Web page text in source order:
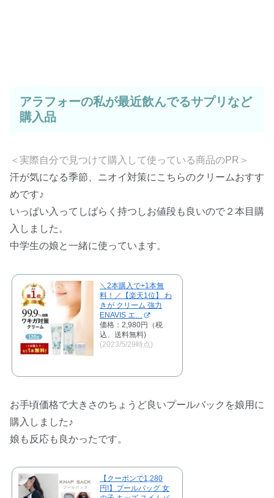
アラフォーの私が最近飲んでるサプリなど
購入品
＜実際自分で見つけて購入して使っている商品のPR＞
汗が気になる季節、ニオイ対策にこちらのクリームおすす
めです♪
いっぱい入ってしばらく持つしお値段も良いので２本目購
入しました。
中学生の娘と一緒に使っています。
＼2本購入で+1本無
料！／【楽天1位】 わ
きが クリーム 強力
ENAVIS エ…
価格：2,980円（税
込、送料無料)
(2023/5/29時点)
お手頃価格で大きさのちょうど良いプールバックを娘用に
購入しました♪
娘も反応も良かったです。
【クーポンで1,280
円!】プールバッグ 女